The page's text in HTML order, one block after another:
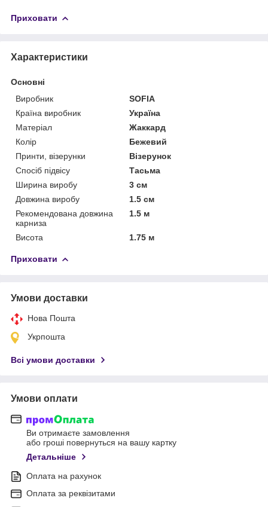
Приховати
Характеристики
Основні
Виробник
SOFIA
Країна виробник
Україна
Матеріал
Жаккард
Колір
Бежевий
Принти, візерунки
Візерунок
Спосіб підвісу
Тасьма
Ширина виробу
3 см
Довжина виробу
1.5 см
Рекомендована довжина
карниза
1.5 м
Висота 1.75 м
Приховати
Умови доставки
Нова Пошта
Укрпошта
Всі умови доставки
Умови оплати
Ви отримаєте замовлення
або гроші повернуться на вашу картку
Детальніше
Оплата на рахунок
Оплата за реквізитами